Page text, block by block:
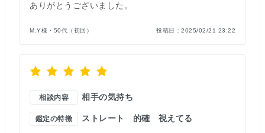
ありがとうございました。
M.Y様・50代（初回） 投稿日： 2025/02/21 23:22
相談内容 相手の気持ち
鑑定の特徴 ストレート 的確 視えてる